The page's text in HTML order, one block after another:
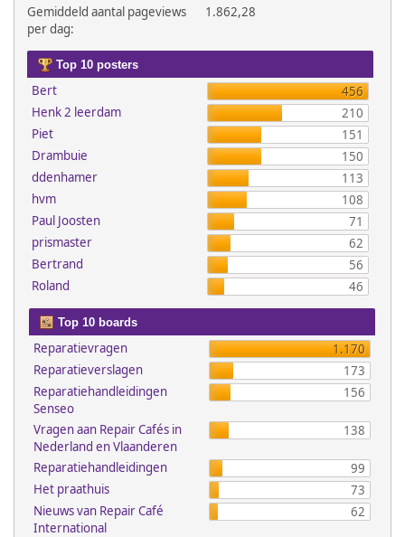
Gemiddeld aantal pageviews
per dag:
1.862,28
Top 10 posters
Bert
456
Henk 2 leerdam
210
Piet
151
Drambuie
150
ddenhamer
113
hvm
108
Paul Joosten
71
prismaster
62
Bertrand
56
Roland
46
Top 10 boards
Reparatievragen
1.170
Reparatieverslagen
173
Reparatiehandleidingen
Senseo
156
Vragen aan Repair Cafés in
Nederland en Vlaanderen
138
Reparatiehandleidingen
99
Het praathuis
73
Nieuws van Repair Café
International
62